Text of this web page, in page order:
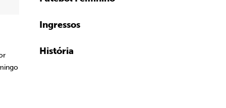
Ingressos
História